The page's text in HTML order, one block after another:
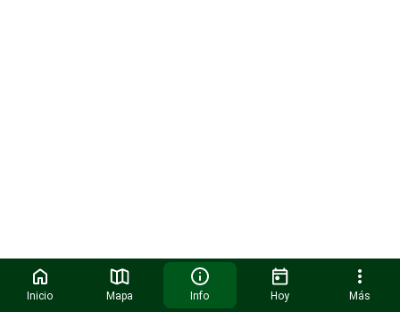
Inicio Mapa Info Hoy Más